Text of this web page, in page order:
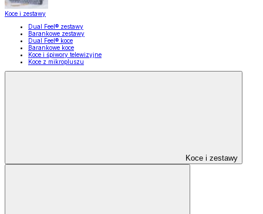
Koce i zestawy
Dual Feel® zestawy
Barankowe zestawy
Dual Feel® koce
Barankowe koce
Koce i śpiwory telewizyjne
Koce z mikropluszu
Koce i zestawy